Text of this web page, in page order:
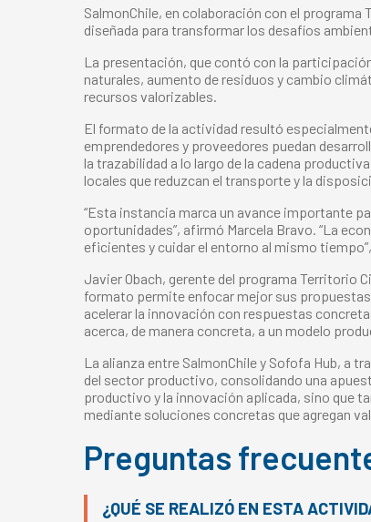
SalmonChile, en colaboración con el
diseñada para transformar los desafíos
La presentación, que contó con la
naturales, aumento de residuos y cambio
recursos valorizables.
El formato de la actividad resultó
emprendedores y proveedores puedan
la trazabilidad a lo largo de la cadena
locales que reduzcan el transporte y la
“Esta instancia marca un avance importante
oportunidades”, afirmó Marcela Bravo. “La
eficientes y cuidar el entorno al mismo
Javier Obach, gerente del programa Territorio
formato permite enfocar mejor sus
acelerar la innovación con respuestas
acerca, de manera concreta, a un modelo
La alianza entre SalmonChile y Sofofa Hub, a
del sector productivo, consolidando una
productivo y la innovación aplicada, sino que
mediante soluciones concretas que agregan
Preguntas
¿QUÉ SE REALIZÓ EN ESTA